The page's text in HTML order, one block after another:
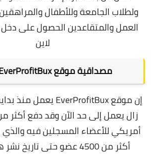
ولطلاب الجامعة وللأطفال
العمل والمتقاعدين الحصول على
لاين
مصداقية موقع EverProfitBux الربحي
أمريكي للأعضاء المسجلين فيه
أكثر من 4500 عضو حتى تاريخ نشر هذه التدوينة